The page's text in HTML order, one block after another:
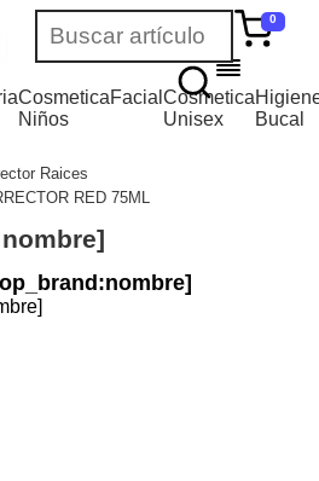
0
Cosmetica
Niños
FacialCosmetica
Unisex
Bucal
Raices
RED 75ML